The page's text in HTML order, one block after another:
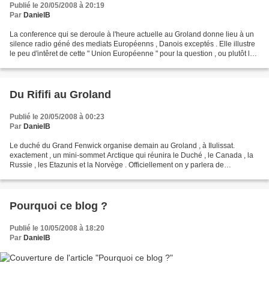
Publié le 20/05/2008 à 20:19
Par DanielB
La conference qui se deroule à l'heure actuelle au Groland donne lieu à un
silence radio géné des mediats Européenns , Danois exceptés . Elle illustre
le peu d'intêret de cette " Union Européenne " pour la question , ou plutôt le
Du Rififi au Groland
Publié le 20/05/2008 à 00:23
Par DanielB
Le duché du Grand Fenwick organise demain au Groland , à Ilulissat.
exactement , un mini-sommet Arctique qui réunira le Duché , le Canada , la
Russie , les Etazunis et la Norvège . Officiellement on y parlera de
Pourquoi ce blog ?
Publié le 10/05/2008 à 18:20
Par DanielB